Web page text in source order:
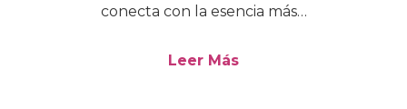
conecta con la esencia más…
Leer Más